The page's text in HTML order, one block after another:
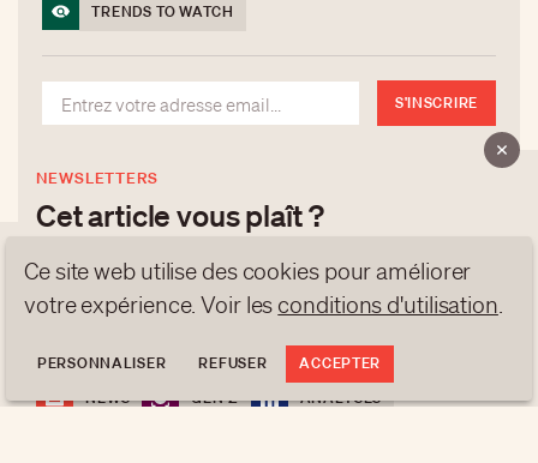
TRENDS TO WATCH
S'INSCRIRE
NEWSLETTERS
Cet article vous plaît ?
Inscrivez-vous à nos newsletters pour recevoir les
dernières publications et analyses selon nos 4
NEWS GEN Z
ANALYSES
À PROPOS
Ce site web utilise des cookies pour améliorer
votre expérience. Voir les conditions d'utilisation
PERSONNALISER REFUSER ACCEPTER